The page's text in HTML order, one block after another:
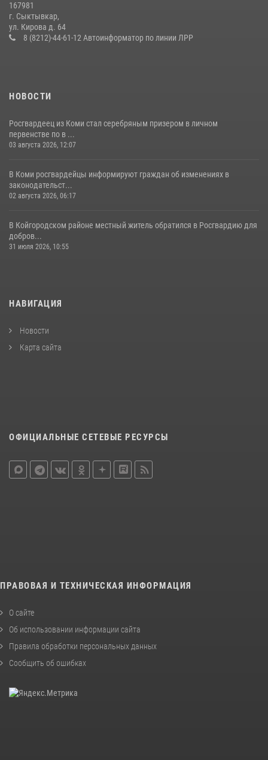
Житель Сыктывкара привлечен к административной
ответственности за утерю оружия
167981
г. Сыктывкар,
ул. Кирова д. 64
8 (8212)-44-61-12 Автоинформатор по линии ЛРР
НОВОСТИ
Росгвардеец из Коми стал серебряным призером в личном
первенстве по в ...
03 августа 2026, 12:07
В Коми росгвардейцы информируют граждан об изменениях в
законодательст...
02 августа 2026, 06:17
В Койгородском районе местный житель обратился в Росгвардию для
добров...
31 июля 2026, 10:55
НАВИГАЦИЯ
Новости
Карта сайта
ОФИЦИАЛЬНЫЕ СЕТЕВЫЕ РЕСУРСЫ
ПРАВОВАЯ И ТЕХНИЧЕСКАЯ ИНФОРМАЦИЯ
О сайте
Об использовании информации сайта
Правила обработки персональных данных
Сообщить об ошибках